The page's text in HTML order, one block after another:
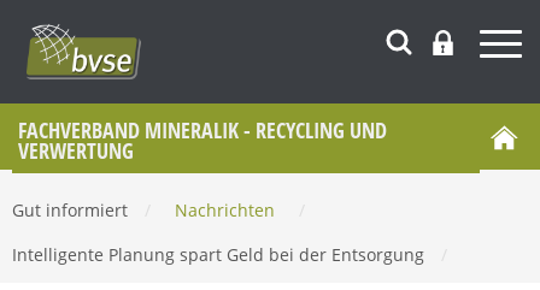
FACHVERBAND MINERALIK - RECYCLING UND
VERWERTUNG
Gut informiert Nachrichten
Intelligente Planung spart Geld bei der Entsorgung